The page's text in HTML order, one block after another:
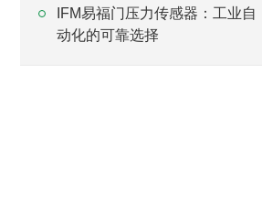
IFM易福门压力传感器：工业自
动化的可靠选择